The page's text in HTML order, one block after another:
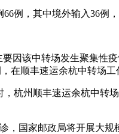
例，其中境外输入36例
要因该中转场发生聚集
在顺丰速运余杭中转场工
，杭州顺丰速运余杭中
，国家邮政局将开展大